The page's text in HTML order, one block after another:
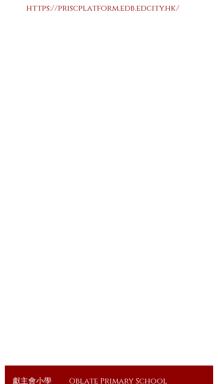
https://priscplatform.edb.edcity.hk/
獻主會小學 Oblate Primary School